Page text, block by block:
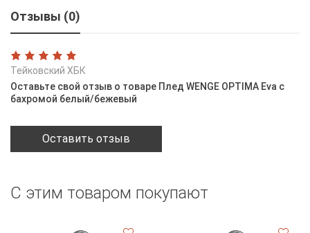
Отзывы (0)
Тейковский ХБК
Оставьте свой отзыв о товаре Плед WENGE OPTIMA Eva с
бахромой белый/бежевый
Оставить отзыв
С этим товаром покупают